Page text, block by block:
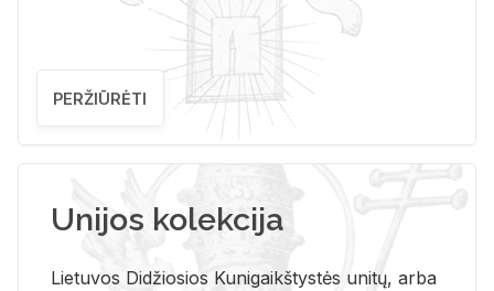
PERŽIŪRĖTI
Unijos kolekcija
Lietuvos Didžiosios Kunigaikštystės unitų, arba